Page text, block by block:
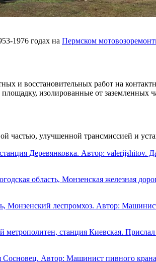
1976 годах на Пермском
и восстановительных работ на
изолированные от заземленных
частью, улучшенной трансмиссией и